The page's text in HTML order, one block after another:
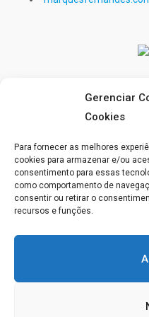
Gerenciar
Cookies
Para fornecer as melhores
cookies para armazenar e/ou
consentimento para essas
como comportamento de
consentir ou retirar o
recursos e funções.
E A TODO MOMENTO
QUE UM OU